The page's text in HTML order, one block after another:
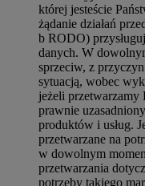
której jesteście
żądanie działań
b RODO)
danych. W
sprzeciw, z
sytuacją, wobec
jeżeli przetwarzamy
prawnie
produktów i usług.
przetwarzane na
w dowolnym
przetwarzania
potrzeby takiego